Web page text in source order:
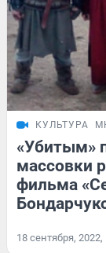
КУЛЬТУРА
«Убитым»
массовки
фильма
18 сентября, 2022,